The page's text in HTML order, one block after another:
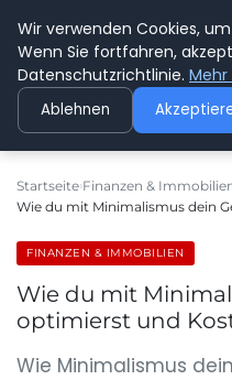
Startseite Finanzen &
Wie du mit Minimalismus dein
FINANZEN & IMMOBILIEN
Wie du mit
optimierst und
Wie Minimalismus
Wir verwenden Cookies,
Wenn Sie fortfahren,
Datenschutzrichtlinie.
Ablehnen